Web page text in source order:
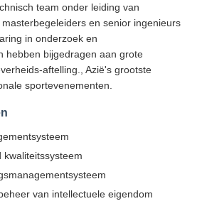
team onder leiding van
en senior ingenieurs
in onderzoek en
hebben bijgedragen aan grote
aftelling., Azië's grootste
sportevenementen.
kwaliteitssysteem
van intellectuele eigendom